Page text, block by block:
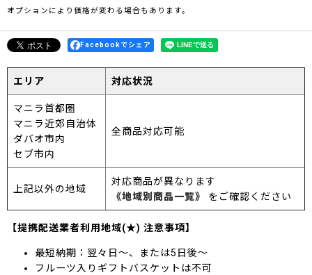
オプションにより価格が変わる場合もあります。
Facebookでシェア
エリア 対応状況
マニラ首都圏
マニラ近郊自治体
ダバオ市内
セブ市内
全商品対応可能
上記以外の地域
対応商品が異なります
《地域別商品一覧》
をご確認ください
【提携配送業者利用地域(★) 注意事項】
最短納期：翌々日～、または5日後～
フルーツ入りギフトバスケットは不可